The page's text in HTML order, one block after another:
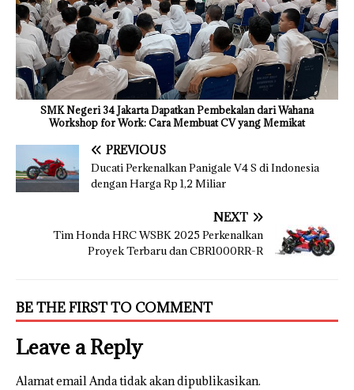
SMK Negeri 34 Jakarta Dapatkan Pembekalan dari Wahana
Workshop for Work: Cara Membuat CV yang Memikat
PREVIOUS
Ducati Perkenalkan Panigale V4 S di Indonesia
dengan Harga Rp 1,2 Miliar
NEXT
Tim Honda HRC WSBK 2025 Perkenalkan
Proyek Terbaru dan CBR1000RR-R
BE THE FIRST TO COMMENT
Leave a Reply
Alamat email Anda tidak akan dipublikasikan.